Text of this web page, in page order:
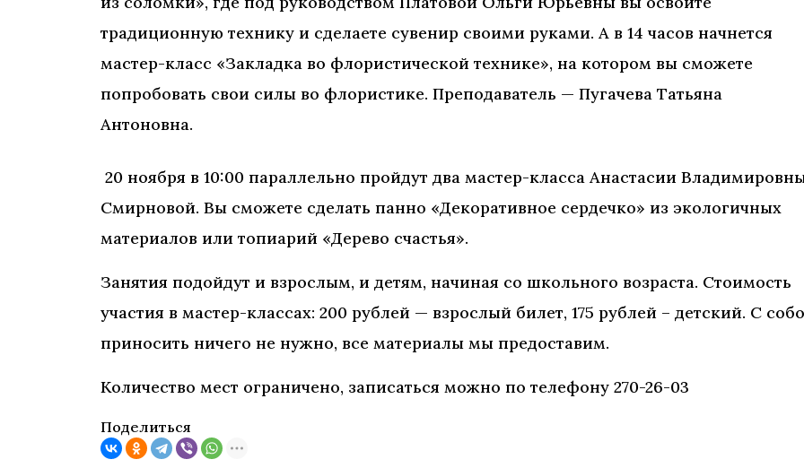
традиционную технику и сделаете сувенир своими руками. А в 14 часов начнется
мастер-класс «Закладка во флористической технике», на котором вы сможете
попробовать свои силы во флористике. Преподаватель — Пугачева Татьяна
Антоновна.
20 ноября в 10:00 параллельно пройдут два мастер-класса Анастасии
Смирновой. Вы сможете сделать панно «Декоративное сердечко» из экологичных
материалов или топиарий «Дерево счастья».
Занятия подойдут и взрослым, и детям, начиная со школьного возраста. Стоимость
участия в мастер-классах: 200 рублей — взрослый билет, 175 рублей – детский. С
приносить ничего не нужно, все материалы мы предоставим.
Количество мест ограничено, записаться можно по телефону 270-26-03
Поделиться